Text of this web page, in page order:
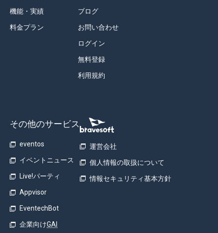
機能・実績
料金プラン
ブログ
お問い合わせ
ログイン
無料登録
利用規約
その他のサービス
eventos
イベントニュース
Live!パーティ
Appvisor
EventechBot
企業向けGAI
運営会社
個人情報の取扱について
情報セキュリティ基本方針